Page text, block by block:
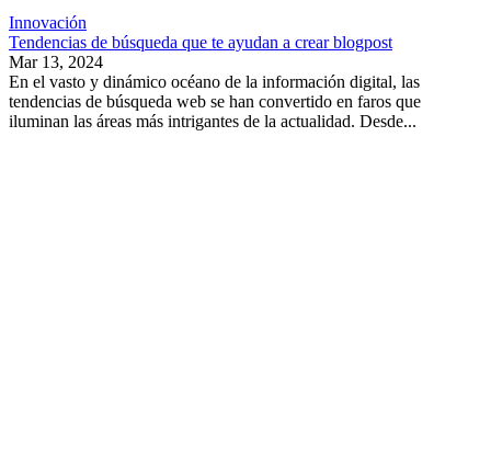
Innovación
Tendencias de búsqueda que te ayudan a crear blogpost
Mar 13, 2024
En el vasto y dinámico océano de la información digital, las
tendencias de búsqueda web se han convertido en faros que
iluminan las áreas más intrigantes de la actualidad. Desde...